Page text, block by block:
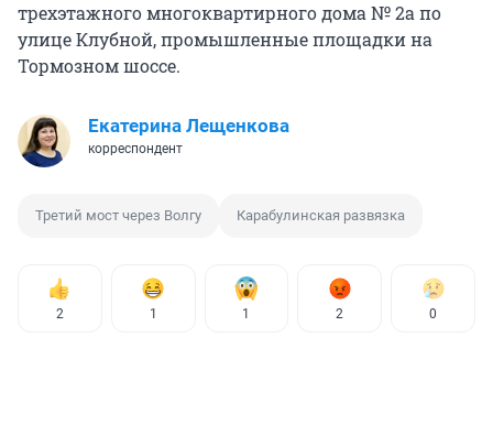
трехэтажного многоквартирного дома № 2а по
улице Клубной, промышленные площадки на
Тормозном шоссе.
Екатерина Лещенкова
корреспондент
Третий мост через Волгу Карабулинская развязка
2 1 1 2 0